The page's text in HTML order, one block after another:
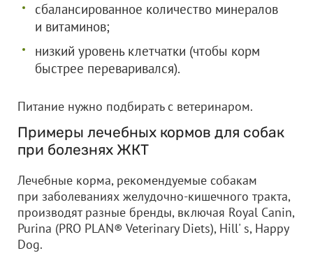
сбалансированное количество минералов
и витаминов;
низкий уровень клетчатки (чтобы корм
быстрее переваривался).
Питание нужно подбирать с ветеринаром.
Примеры лечебных кормов для собак
при болезнях ЖКТ
Лечебные корма, рекомендуемые собакам
при заболеваниях желудочно-кишечного тракта,
производят разные бренды, включая Royal Canin,
Purina (PRO PLAN® Veterinary Diets), Hill' s, Happy
Dog.